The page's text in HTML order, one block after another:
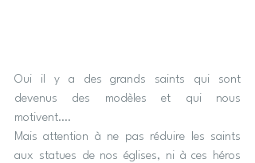
Oui il y a des grands saints qui sont
devenus des modèles et qui nous
motivent….
Mais attention à ne pas réduire les saints
aux statues de nos églises, ni à ces héros